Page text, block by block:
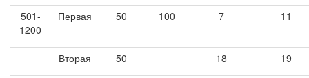
501-
1200
Первая 50 100 7 11
Вторая 50 18 19